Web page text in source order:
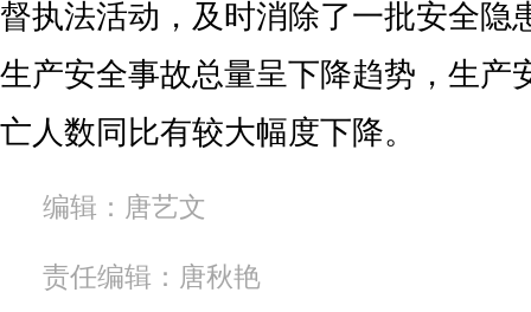
督执法活动，及时消除了一批安全隐
生产安全事故总量呈下降趋势，生产
亡人数同比有较大幅度下降。
编辑：唐艺文
责任编辑：唐秋艳